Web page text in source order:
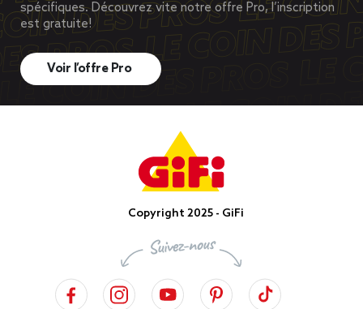
spécifiques. Découvrez vite notre offre Pro, l’inscription
est gratuite!
Voir l’offre Pro
Copyright 2025 - GiFi